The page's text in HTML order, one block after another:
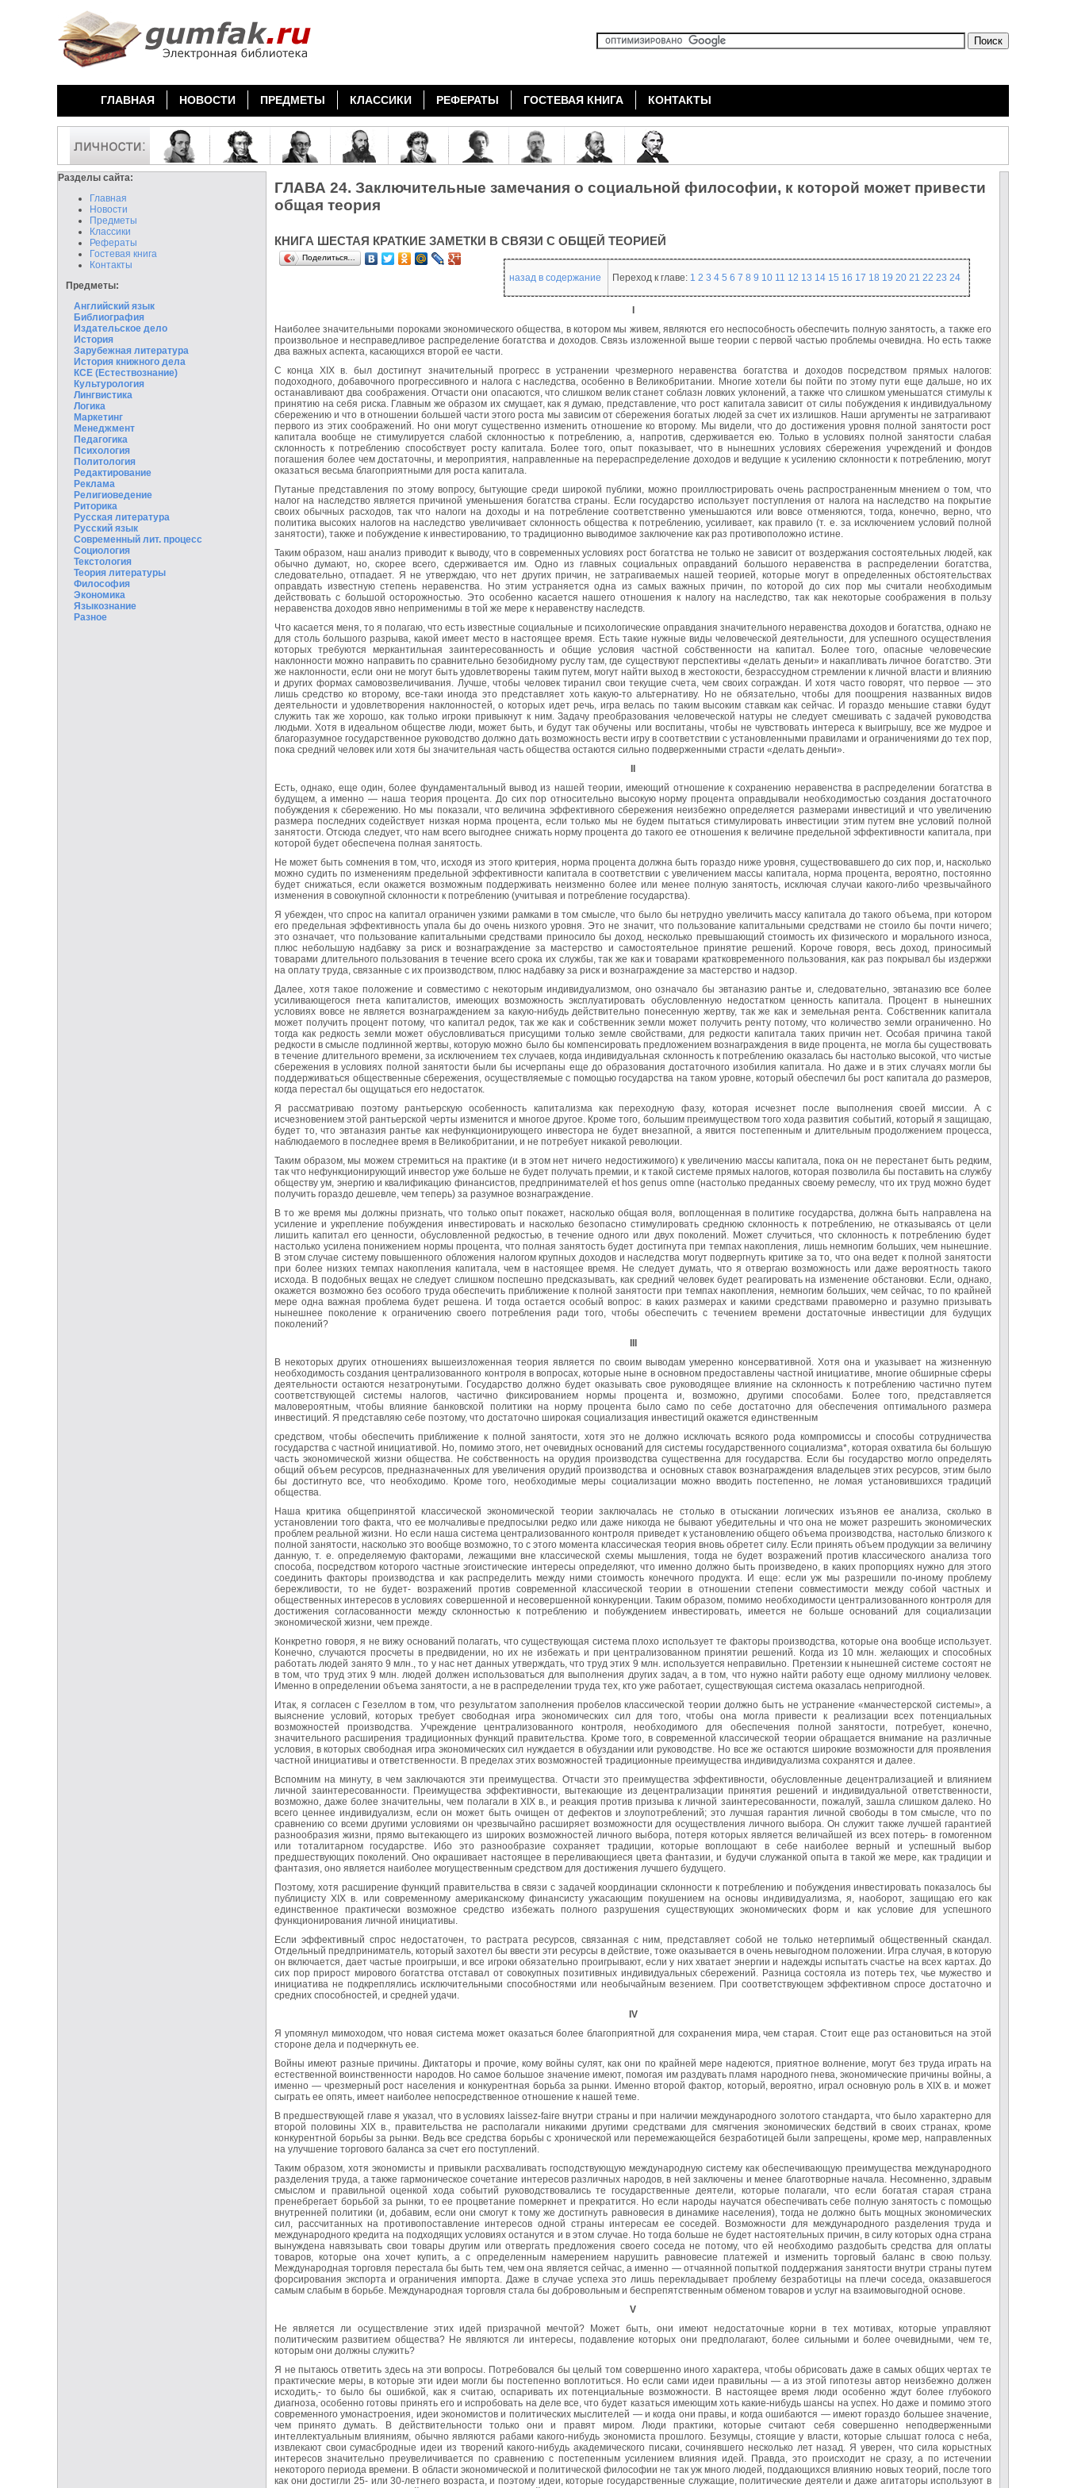
ГЛАВНАЯ НОВОСТИ ПРЕДМЕТЫ КЛАССИКИ РЕФЕРАТЫ ГОСТЕВАЯ КНИГА КОНТАКТЫ
Разделы сайта:
Главная
Новости
Предметы
Классики
Рефераты
Гостевая книга
Контакты
Предметы:
Английский язык
Библиография
Издательское дело
История
Зарубежная литература
История книжного дела
КСЕ (Естествознание)
Культурология
Лингвистика
Логика
Маркетинг
Менеджмент
Педагогика
Психология
Политология
Редактирование
Реклама
Религиоведение
Риторика
Русская литература
Русский язык
Современный лит. процесс
Социология
Текстология
Теория литературы
Философия
Экономика
Языкознание
Разное
ГЛАВА 24. Заключительные замечания о социальной философии, к которой может привести
общая теория
КНИГА ШЕСТАЯ КРАТКИЕ ЗАМЕТКИ В СВЯЗИ С ОБЩЕЙ ТЕОРИЕЙ
Поделиться…
назад в содержание Переход к главе: 1 2 3 4 5 6 7 8 9 10 11 12 13 14 15 16 17 18 19 20 21 22 23 24
Наиболее значительными пороками экономического общества, в котором мы живем, являются его неспособность обеспечить полную занятость, а также его
произвольное и несправедливое распределение богатства и доходов. Связь изложенной выше теории с первой частью проблемы очевидна. Но есть также
два важных аспекта, касающихся второй ее части.
С конца XIX в. был достигнут значительный прогресс в устранении чрезмерного неравенства богатства и доходов посредством прямых налогов:
подоходного, добавочного прогрессивного и налога с наследства, особенно в Великобритании. Многие хотели бы пойти по этому пути еще дальше, но их
останавливают два соображения. Отчасти они опасаются, что слишком велик станет соблазн ловких уклонений, а также что слишком уменьшатся стимулы к
принятию на себя риска. Главным же образом их смущает, как я думаю, представление, что рост капитала зависит от силы побуждения к индивидуальному
сбережению и что в отношении большей части этого роста мы зависим от сбережения богатых людей за счет их излишков. Наши аргументы не затрагивают
первого из этих соображений. Но они могут существенно изменить отношение ко второму. Мы видели, что до достижения уровня полной занятости рост
капитала вообще не стимулируется слабой склонностью к потреблению, а, напротив, сдерживается ею. Только в условиях полной занятости слабая
склонность к потреблению способствует росту капитала. Более того, опыт показывает, что в нынешних условиях сбережения учреждений и фондов
погашения более чем достаточны, и мероприятия, направленные на перераспределение доходов и ведущие к усилению склонности к потреблению, могут
оказаться весьма благоприятными для роста капитала.
Путаные представления по этому вопросу, бытующие среди широкой публики, можно проиллюстрировать очень распространенным мнением о том, что
налог на наследство является причиной уменьшения богатства страны. Если государство использует поступления от налога на наследство на покрытие
своих обычных расходов, так что налоги на доходы и на потребление соответственно уменьшаются или вовсе отменяются, тогда, конечно, верно, что
политика высоких налогов на наследство увеличивает склонность общества к потреблению, усиливает, как правило (т. е. за исключением условий полной
занятости), также и побуждение к инвестированию, то традиционно выводимое заключение как раз противоположно истине.
Таким образом, наш анализ приводит к выводу, что в современных условиях рост богатства не только не зависит от воздержания состоятельных людей, как
обычно думают, но, скорее всего, сдерживается им. Одно из главных социальных оправданий большого неравенства в распределении богатства,
следовательно, отпадает. Я не утверждаю, что нет других причин, не затрагиваемых нашей теорией, которые могут в определенных обстоятельствах
оправдать известную степень неравенства. Но этим устраняется одна из самых важных причин, по которой до сих пор мы считали необходимым
действовать с большой осторожностью. Это особенно касается нашего отношения к налогу на наследство, так как некоторые соображения в пользу
неравенства доходов явно неприменимы в той же мере к неравенству наследств.
Что касается меня, то я полагаю, что есть известные социальные и психологические оправдания значительного неравенства доходов и богатства, однако не
для столь большого разрыва, какой имеет место в настоящее время. Есть такие нужные виды человеческой деятельности, для успешного осуществления
которых требуются меркантильная заинтересованность и общие условия частной собственности на капитал. Более того, опасные человеческие
наклонности можно направить по сравнительно безобидному руслу там, где существуют перспективы «делать деньги» и накапливать личное богатство. Эти
же наклонности, если они не могут быть удовлетворены таким путем, могут найти выход в жестокости, безрассудном стремлении к личной власти и влиянию
и других формах самовозвеличивания. Лучше, чтобы человек тиранил свои текущие счета, чем своих сограждан. И хотя часто говорят, что первое — это
лишь средство ко второму, все-таки иногда это представляет хоть какую-то альтернативу. Но не обязательно, чтобы для поощрения названных видов
деятельности и удовлетворения наклонностей, о которых идет речь, игра велась по таким высоким ставкам как сейчас. И гораздо меньшие ставки будут
служить так же хорошо, как только игроки привыкнут к ним. Задачу преобразования человеческой натуры не следует смешивать с задачей руководства
людьми. Хотя в идеальном обществе люди, может быть, и будут так обучены или воспитаны, чтобы не чувствовать интереса к выигрышу, все же мудрое и
благоразумное государственное руководство должно дать возможность вести игру в соответствии с установленными правилами и ограничениями до тех пор,
пока средний человек или хотя бы значительная часть общества остаются сильно подверженными страсти «делать деньги».
Есть, однако, еще один, более фундаментальный вывод из нашей теории, имеющий отношение к сохранению неравенства в распределении богатства в
будущем, а именно — наша теория процента. До сих пор относительно высокую норму процента оправдывали необходимостью создания достаточного
побуждения к сбережению. Но мы показали, что величина эффективного сбережения неизбежно определяется размерами инвестиций и что увеличению
размера последних содействует низкая норма процента, если только мы не будем пытаться стимулировать инвестиции этим путем вне условий полной
занятости. Отсюда следует, что нам всего выгоднее снижать норму процента до такого ее отношения к величине предельной эффективности капитала, при
которой будет обеспечена полная занятость.
Не может быть сомнения в том, что, исходя из этого критерия, норма процента должна быть гораздо ниже уровня, существовавшего до сих пор, и, насколько
можно судить по изменениям предельной эффективности капитала в соответствии с увеличением массы капитала, норма процента, вероятно, постоянно
будет снижаться, если окажется возможным поддерживать неизменно более или менее полную занятость, исключая случаи какого-либо чрезвычайного
изменения в совокупной склонности к потреблению (учитывая и потребление государства).
Я убежден, что спрос на капитал ограничен узкими рамками в том смысле, что было бы нетрудно увеличить массу капитала до такого объема, при котором
его предельная эффективность упала бы до очень низкого уровня. Это не значит, что пользование капитальными средствами не стоило бы почти ничего;
это означает, что пользование капитальными средствами приносило бы доход, несколько превышающий стоимость их физического и морального износа,
плюс небольшую надбавку за риск и вознаграждение за мастерство и самостоятельное принятие решений. Короче говоря, весь доход, приносимый
товарами длительного пользования в течение всего срока их службы, так же как и товарами кратковременного пользования, как раз покрывал бы издержки
на оплату труда, связанные с их производством, плюс надбавку за риск и вознаграждение за мастерство и надзор.
Далее, хотя такое положение и совместимо с некоторым индивидуализмом, оно означало бы эвтаназию рантье и, следовательно, эвтаназию все более
усиливающегося гнета капиталистов, имеющих возможность эксплуатировать обусловленную недостатком ценность капитала. Процент в нынешних
условиях вовсе не является вознаграждением за какую-нибудь действительно понесенную жертву, так же как и земельная рента. Собственник капитала
может получить процент потому, что капитал редок, так же как и собственник земли может получить ренту потому, что количество земли ограниченно. Но
тогда как редкость земли может обусловливаться присущими только земле свойствами, для редкости капитала таких причин нет. Особая причина такой
редкости в смысле подлинной жертвы, которую можно было бы компенсировать предложением вознаграждения в виде процента, не могла бы существовать
в течение длительного времени, за исключением тех случаев, когда индивидуальная склонность к потреблению оказалась бы настолько высокой, что чистые
сбережения в условиях полной занятости были бы исчерпаны еще до образования достаточного изобилия капитала. Но даже и в этих случаях могли бы
поддерживаться общественные сбережения, осуществляемые с помощью государства на таком уровне, который обеспечил бы рост капитала до размеров,
когда перестал бы ощущаться его недостаток.
Я рассматриваю поэтому рантьерскую особенность капитализма как переходную фазу, которая исчезнет после выполнения своей миссии. А с
исчезновением этой рантьерской черты изменится и многое другое. Кроме того, большим преимуществом того хода развития событий, который я защищаю,
будет то, что эвтаназия рантье как нефункционирующего инвестора не будет внезапной, а явится постепенным и длительным продолжением процесса,
наблюдаемого в последнее время в Великобритании, и не потребует никакой революции.
Таким образом, мы можем стремиться на практике (и в этом нет ничего недостижимого) к увеличению массы капитала, пока он не перестанет быть редким,
так что нефункционирующий инвестор уже больше не будет получать премии, и к такой системе прямых налогов, которая позволила бы поставить на службу
обществу ум, энергию и квалификацию финансистов, предпринимателей et hos genus omne (настолько преданных своему ремеслу, что их труд можно будет
получить гораздо дешевле, чем теперь) за разумное вознаграждение.
В то же время мы должны признать, что только опыт покажет, насколько общая воля, воплощенная в политике государства, должна быть направлена на
усиление и укрепление побуждения инвестировать и насколько безопасно стимулировать среднюю склонность к потреблению, не отказываясь от цели
лишить капитал его ценности, обусловленной редкостью, в течение одного или двух поколений. Может случиться, что склонность к потреблению будет
настолько усилена понижением нормы процента, что полная занятость будет достигнута при темпах накопления, лишь немногим больших, чем нынешние.
В этом случае систему повышенного обложения налогом крупных доходов и наследства могут подвергнуть критике за то, что она ведет к полной занятости
при более низких темпах накопления капитала, чем в настоящее время. Не следует думать, что я отвергаю возможность или даже вероятность такого
исхода. В подобных вещах не следует слишком поспешно предсказывать, как средний человек будет реагировать на изменение обстановки. Если, однако,
окажется возможно без особого труда обеспечить приближение к полной занятости при темпах накопления, немногим больших, чем сейчас, то по крайней
мере одна важная проблема будет решена. И тогда остается особый вопрос: в каких размерах и какими средствами правомерно и разумно призывать
нынешнее поколение к ограничению своего потребления ради того, чтобы обеспечить с течением времени достаточные инвестиции для будущих
поколений?
В некоторых других отношениях вышеизложенная теория является по своим выводам умеренно консервативной. Хотя она и указывает на жизненную
необходимость создания централизованного контроля в вопросах, которые ныне в основном предоставлены частной инициативе, многие обширные сферы
деятельности остаются незатронутыми. Государство должно будет оказывать свое руководящее влияние на склонность к потреблению частично путем
соответствующей системы налогов, частично фиксированием нормы процента и, возможно, другими способами. Более того, представляется
маловероятным, чтобы влияние банковской политики на норму процента было само по себе достаточно для обеспечения оптимального размера
инвестиций. Я представляю себе поэтому, что достаточно широкая социализация инвестиций окажется единственным
средством, чтобы обеспечить приближение к полной занятости, хотя это не должно исключать всякого рода компромиссы и способы сотрудничества
государства с частной инициативой. Но, помимо этого, нет очевидных оснований для системы государственного социализма*, которая охватила бы большую
часть экономической жизни общества. Не собственность на орудия производства существенна для государства. Если бы государство могло определять
общий объем ресурсов, предназначенных для увеличения орудий производства и основных ставок вознаграждения владельцев этих ресурсов, этим было
бы достигнуто все, что необходимо. Кроме того, необходимые меры социализации можно вводить постепенно, не ломая установившихся традиций
общества.
Наша критика общепринятой классической экономической теории заключалась не столько в отыскании логических изъянов ее анализа, сколько в
установлении того факта, что ее молчаливые предпосылки редко или даже никогда не бывают убедительны и что она не может разрешить экономических
проблем реальной жизни. Но если наша система централизованного контроля приведет к установлению общего объема производства, настолько близкого к
полной занятости, насколько это вообще возможно, то с этого момента классическая теория вновь обретет силу. Если принять объем продукции за величину
данную, т. е. определяемую факторами, лежащими вне классической схемы мышления, тогда не будет возражений против классического анализа того
способа, посредством которого частные эгоистические интересы определяют, что именно должно быть произведено, в каких пропорциях нужно для этого
соединить факторы производства и как распределить между ними стоимость конечного продукта. И еще: если уж мы разрешили по-иному проблему
бережливости, то не будет- возражений против современной классической теории в отношении степени совместимости между собой частных и
общественных интересов в условиях совершенной и несовершенной конкуренции. Таким образом, помимо необходимости централизованного контроля для
достижения согласованности между склонностью к потреблению и побуждением инвестировать, имеется не больше оснований для социализации
экономической жизни, чем прежде.
Конкретно говоря, я не вижу оснований полагать, что существующая система плохо использует те факторы производства, которые она вообще использует.
Конечно, случаются просчеты в предвидении, но их не избежать и при централизованном принятии решений. Когда из 10 млн. желающих и способных
работать людей занято 9 млн., то у нас нет данных утверждать, что труд этих 9 млн. используется неправильно. Претензии к нынешней системе состоят не
в том, что труд этих 9 млн. людей должен использоваться для выполнения других задач, а в том, что нужно найти работу еще одному миллиону человек.
Именно в определении объема занятости, а не в распределении труда тех, кто уже работает, существующая система оказалась непригодной.
Итак, я согласен с Гезеллом в том, что результатом заполнения пробелов классической теории должно быть не устранение «манчестерской системы», а
выяснение условий, которых требует свободная игра экономических сил для того, чтобы она могла привести к реализации всех потенциальных
возможностей производства. Учреждение централизованного контроля, необходимого для обеспечения полной занятости, потребует, конечно,
значительного расширения традиционных функций правительства. Кроме того, в современной классической теории обращается внимание на различные
условия, в которых свободная игра экономических сил нуждается в обуздании или руководстве. Но все же остаются широкие возможности для проявления
частной инициативы и ответственности. В пределах этих возможностей традиционные преимущества индивидуализма сохранятся и далее.
Вспомним на минуту, в чем заключаются эти преимущества. Отчасти это преимущества эффективности, обусловленные децентрализацией и влиянием
личной заинтересованности. Преимущества эффективности, вытекающие из децентрализации принятия решений и индивидуальной ответственности,
возможно, даже более значительны, чем полагали в XIX в., и реакция против призыва к личной заинтересованности, пожалуй, зашла слишком далеко. Но
всего ценнее индивидуализм, если он может быть очищен от дефектов и злоупотреблений; это лучшая гарантия личной свободы в том смысле, что по
сравнению со всеми другими условиями он чрезвычайно расширяет возможности для осуществления личного выбора. Он служит также лучшей гарантией
разнообразия жизни, прямо вытекающего из широких возможностей личного выбора, потеря которых является величайшей из всех потерь- в гомогенном
или тоталитарном государстве. Ибо это разнообразие сохраняет традиции, которые воплощают в себе наиболее верный и успешный выбор
предшествующих поколений. Оно окрашивает настоящее в переливающиеся цвета фантазии, и будучи служанкой опыта в такой же мере, как традиции и
фантазия, оно является наиболее могущественным средством для достижения лучшего будущего.
Поэтому, хотя расширение функций правительства в связи с задачей координации склонности к потреблению и побуждения инвестировать показалось бы
публицисту XIX в. или современному американскому финансисту ужасающим покушением на основы индивидуализма, я, наоборот, защищаю его как
единственное практически возможное средство избежать полного разрушения существующих экономических форм и как условие для успешного
функционирования личной инициативы.
Если эффективный спрос недостаточен, то растрата ресурсов, связанная с ним, представляет собой не только нетерпимый общественный скандал.
Отдельный предприниматель, который захотел бы ввести эти ресурсы в действие, тоже оказывается в очень невыгодном положении. Игра случая, в которую
он включается, дает частые проигрыши, и все игроки обязательно проигрывают, если у них хватает энергии и надежды испытать счастье на всех картах. До
сих пор прирост мирового богатства отставал от совокупных позитивных индивидуальных сбережений. Разница состояла из потерь тех, чье мужество и
инициатива не подкреплялись исключительными способностями или необычайным везением. При соответствующем эффективном спросе достаточно и
средних способностей, и средней удачи.
IV
Я упомянул мимоходом, что новая система может оказаться более благоприятной для сохранения мира, чем старая. Стоит еще раз остановиться на этой
стороне дела и подчеркнуть ее.
Войны имеют разные причины. Диктаторы и прочие, кому войны сулят, как они по крайней мере надеются, приятное волнение, могут без труда играть на
естественной воинственности народов. Но самое большое значение имеют, помогая им раздувать пламя народного гнева, экономические причины войны, а
именно — чрезмерный рост населения и конкурентная борьба за рынки. Именно второй фактор, который, вероятно, играл основную роль в XIX в. и может
сыграть ее опять, имеет наиболее непосредственное отношение к нашей теме.
В предшествующей главе я указал, что в условиях laissez-faire внутри страны и при наличии международного золотого стандарта, что было характерно для
второй половины XIX в., правительства не располагали никакими другими средствами для смягчения экономических бедствий в своих странах, кроме
конкурентной борьбы за рынки. Ведь все средства борьбы с хронической или перемежающейся безработицей были запрещены, кроме мер, направленных
на улучшение торгового баланса за счет его поступлений.
Таким образом, хотя экономисты и привыкли расхваливать господствующую международную систему как обеспечивающую преимущества международного
разделения труда, а также гармоническое сочетание интересов различных народов, в ней заключены и менее благотворные начала. Несомненно, здравым
смыслом и правильной оценкой хода событий руководствовались те государственные деятели, которые полагали, что если богатая старая страна
пренебрегает борьбой за рынки, то ее процветание померкнет и прекратится. Но если народы научатся обеспечивать себе полную занятость с помощью
внутренней политики (и, добавим, если они смогут к тому же достигнуть равновесия в динамике населения), тогда не должно быть мощных экономических
сил, рассчитанных на противопоставление интересов одной страны интересам ее соседей. Возможности для международного разделения труда и
международного кредита на подходящих условиях останутся и в этом случае. Но тогда больше не будет настоятельных причин, в силу которых одна страна
вынуждена навязывать свои товары другим или отвергать предложения своего соседа не потому, что ей необходимо раздобыть средства для оплаты
товаров, которые она хочет купить, а с определенным намерением нарушить равновесие платежей и изменить торговый баланс в свою пользу.
Международная торговля перестала бы быть тем, чем она является сейчас, а именно — отчаянной попыткой поддержания занятости внутри страны путем
форсирования экспорта и ограничения импорта. Даже в случае успеха это лишь перекладывает проблему безработицы на плечи соседа, оказавшегося
самым слабым в борьбе. Международная торговля стала бы добровольным и беспрепятственным обменом товаров и услуг на взаимовыгодной основе.
V
Не является ли осуществление этих идей призрачной мечтой? Может быть, они имеют недостаточные корни в тех мотивах, которые управляют
политическим развитием общества? Не являются ли интересы, подавление которых они предполагают, более сильными и более очевидными, чем те,
которым они должны служить?
Я не пытаюсь ответить здесь на эти вопросы. Потребовался бы целый том совершенно иного характера, чтобы обрисовать даже в самых общих чертах те
практические меры, в которые эти идеи могли бы постепенно воплотиться. Но если сами идеи правильны — а из этой гипотезы автор неизбежно должен
исходить,- то было бы ошибкой, как я считаю, оспаривать их потенциальные возможности. В настоящее время люди особенно ждут более глубокого
диагноза, особенно готовы принять его и испробовать на деле все, что будет казаться имеющим хоть какие-нибудь шансы на успех. Но даже и помимо этого
современного умонастроения, идеи экономистов и политических мыслителей — и когда они правы, и когда ошибаются — имеют гораздо большее значение,
чем принято думать. В действительности только они и правят миром. Люди практики, которые считают себя совершенно неподверженными
интеллектуальным влияниям, обычно являются рабами какого-нибудь экономиста прошлого. Безумцы, стоящие у власти, которые слышат голоса с неба,
извлекают свои сумасбродные идеи из творений какого-нибудь академического писаки, сочинявшего несколько лет назад. Я уверен, что сила корыстных
интересов значительно преувеличивается по сравнению с постепенным усилением влияния идей. Правда, это происходит не сразу, а по истечении
некоторого периода времени. В области экономической и политической философии не так уж много людей, поддающихся влиянию новых теорий, после того
как они достигли 25- или 30-летнего возраста, и поэтому идеи, которые государственные служащие, политические деятели и даже агитаторы используют в